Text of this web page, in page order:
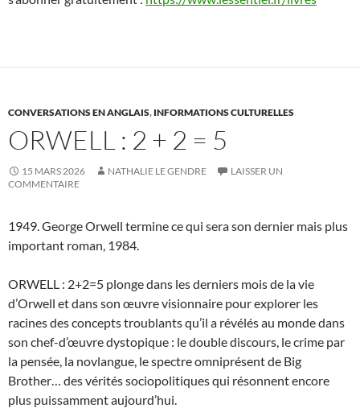
CONVERSATIONS EN ANGLAIS, INFORMATIONS CULTURELLES
ORWELL : 2 + 2 = 5
15 MARS 2026 NATHALIE LE GENDRE
LAISSER UN
COMMENTAIRE
1949. George Orwell termine ce qui sera son dernier mais plus
important roman, 1984.
ORWELL : 2+2=5 plonge dans les derniers mois de la vie
d’Orwell et dans son œuvre visionnaire pour explorer les
racines des concepts troublants qu’il a révélés au monde dans
son chef-d’œuvre dystopique : le double discours, le crime par
la pensée, la novlangue, le spectre omniprésent de Big
Brother… des vérités sociopolitiques qui résonnent encore
plus puissamment aujourd’hui.